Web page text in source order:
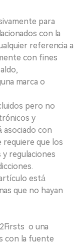
para
con la
referencia a
con fines
marca o
pero no
y
con
requiere que los
regulaciones
está
que no hayan
o una
con la fuente